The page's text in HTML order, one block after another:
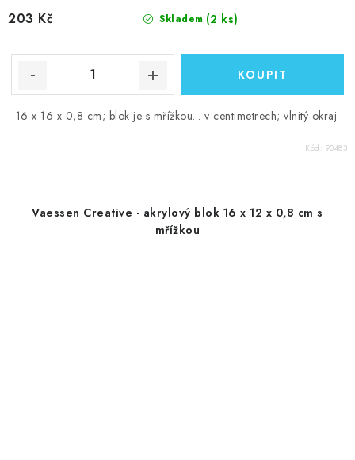
Skladem (2 ks)
203 Kč
16 x 16 x 0,8 cm; blok je s mřížkou... v centimetrech; vlnitý okraj.
Kód: 90483
Vaessen Creative - akrylový blok 16 x 12 x 0,8 cm s
mřížkou